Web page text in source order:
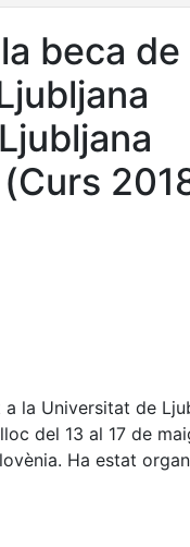
beca de
la Universitat de
del 13 al 17 de
Ha estat
Kotar, Secretaria
a diverses